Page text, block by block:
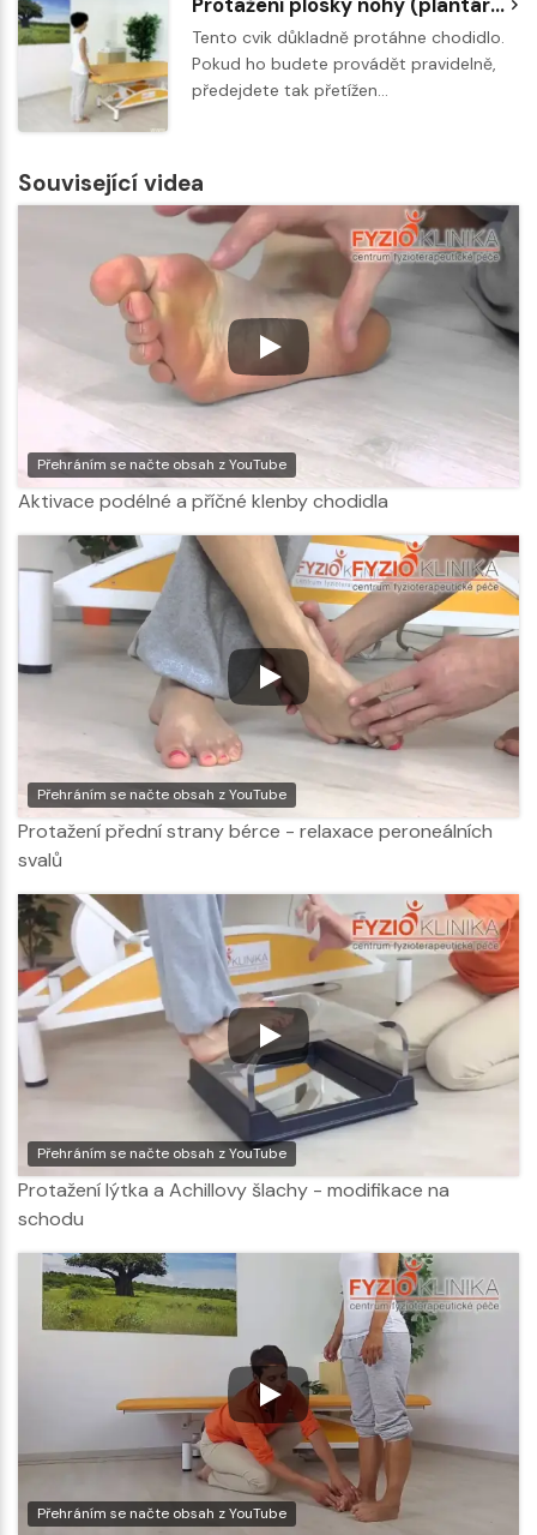
Tento cvik důkladně protáhne chodidlo.
Pokud ho budete provádět pravidelně,
předejdete tak přetížen…
Související videa
Přehráním se načte obsah z YouTube
Aktivace podélné a příčné klenby chodidla
Přehráním se načte obsah z YouTube
Protažení přední strany bérce - relaxace peroneálních
svalů
Přehráním se načte obsah z YouTube
Protažení lýtka a Achillovy šlachy - modifikace na
schodu
Přehráním se načte obsah z YouTube